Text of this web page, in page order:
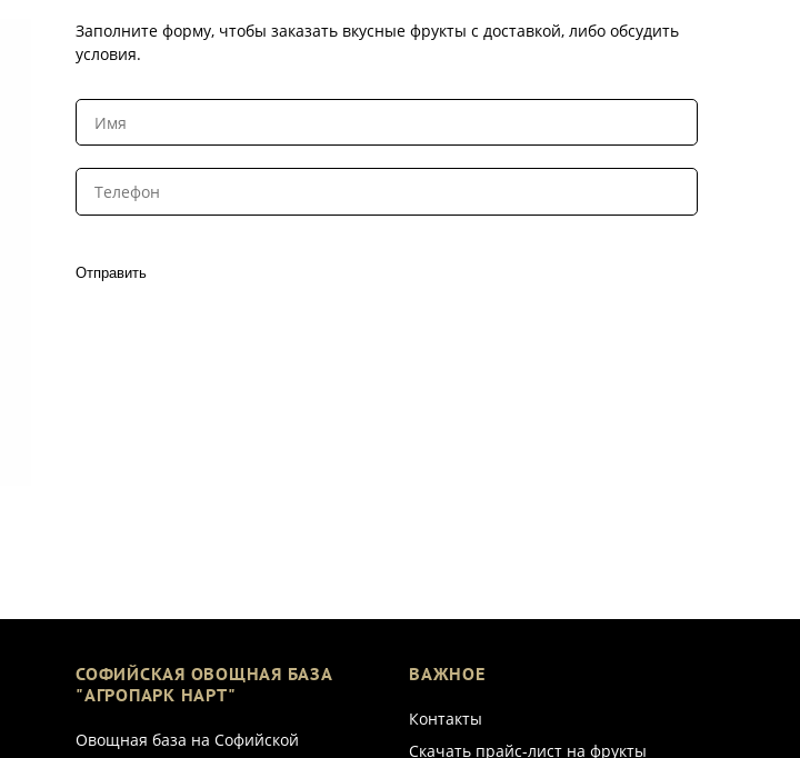
Заполните форму, чтобы заказать вкусные фрукты с доставкой, либо обсудить
условия.
Отправить
СОФИЙСКАЯ ОВОЩНАЯ БАЗА
"АГРОПАРК НАРТ"
Овощная база на Софийской
ВАЖНОЕ
Контакты
Скачать прайс-лист на фрукты